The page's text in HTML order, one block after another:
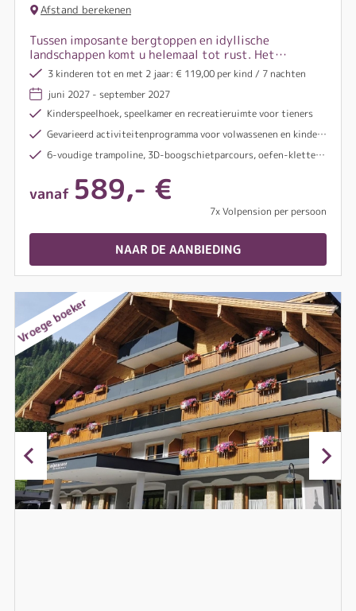
Afstand berekenen
Tussen imposante bergtoppen en idyllische
landschappen komt u helemaal tot rust. Het
Salzburger Land betovert met ongerepte natuur,
weldadige rust en bijzondere momenten die nieuwe
energie geven.
3 kinderen tot en met 2 jaar: € 119,00 per kind / 7 nachten
juni 2027 - september 2027
Kinderspeelhoek, speelkamer en recreatieruimte voor tieners
Gevarieerd activiteitenprogramma voor volwassenen en kinderen
6-voudige trampoline, 3D-boogschietparcours, oefen-klettersteig en nog veel meer
vanaf 589,- €
7x Volpension per persoon
NAAR DE AANBIEDING
Vroege boeker